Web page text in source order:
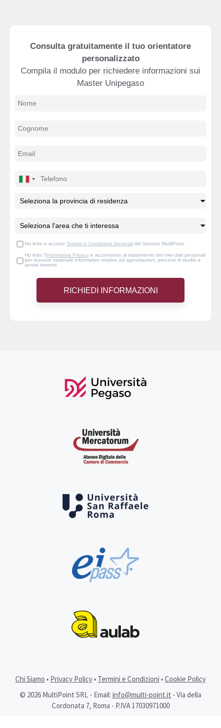
Consulta gratuitamente il tuo orientatore
personalizzato
Compila il modulo per richiedere informazioni sui
Master Unipegaso
Ho letto e accetto Termini e Condizioni Generali del Servizio MultiPoint
Ho letto l'Informativa Privacy e acconsento al trattamento dei miei dati personali
per ricevere materiale informativo relativo ad agevolazioni, percorsi di studio e
servizi inerenti
Chi Siamo • Privacy Policy • Termini e Condizioni • Cookie Policy
© 2026 MultiPoint SRL - Email: info@multi-point.it - Via della
Cordonata 7, Roma - P.IVA 17030971000